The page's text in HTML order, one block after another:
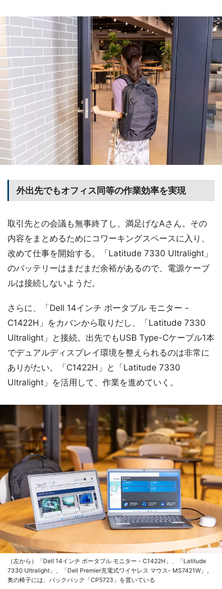
外出先でもオフィス同等の作業効率を実現
取引先との会議も無事終了し、満足げなAさん。その
内容をまとめるためにコワーキングスペースに入り、
改めて仕事を開始する。「Latitude 7330 Ultralight」
のバッテリーはまだまだ余裕があるので、電源ケーブ
ルは接続しないようだ。
さらに、「Dell 14インチ ポータブル モニター -
C1422H」をカバンから取りだし、「Latitude 7330
Ultralight」と接続。出先でもUSB Type-Cケーブル1本
でデュアルディスプレイ環境を整えられるのは非常に
ありがたい。「C1422H」と「Latitude 7330
Ultralight」を活用して、作業を進めていく。
（左から）「Dell 14インチ ポータブル モニター - C1422H」、「Latitude
7330 Ultralight」、「Dell Premier充電式ワイヤレス マウス- MS7421W」。
奥の椅子には、バックパック「CP5723」を置いている